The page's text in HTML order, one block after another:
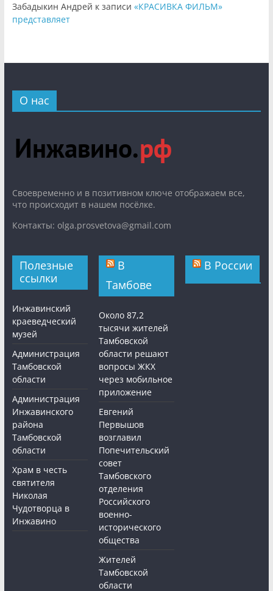
Забадыкин Андрей к записи «КРАСИВКА ФИЛЬМ»
представляет
О нас
Cвоевременно и в позитивном ключе отображаем все,
что происходит в нашем посёлке.
Контакты: olga.prosvetova@gmail.com
Полезные
ссылки
Инжавинский
краеведческий
музей
Администрация
Тамбовской
области
Администрация
Инжавинского
района
Тамбовской
области
Храм в честь
святителя
Николая
Чудотворца в
Инжавино
В
Тамбове
Около 87,2
тысячи жителей
Тамбовской
области решают
вопросы ЖКХ
через мобильное
приложение
Евгений
Первышов
возглавил
Попечительский
совет
Тамбовского
отделения
Российского
военно-
исторического
общества
Жителей
Тамбовской
области
В России